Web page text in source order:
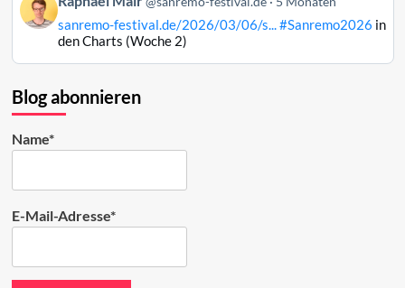
von
Raphael
Bluesky
ansehen
sanremo-festival.de/2026/03/06/s...#Sanremo2026 in
den Charts (Woche 2)
Blog abonnieren
Name*
E-Mail-Adresse*